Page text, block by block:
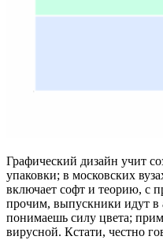
Графический дизайн учит
упаковки; в московских
включает софт и теорию, с
прочим, выпускники идут в
понимаешь силу цвета;
вирусной. Кстати, честно